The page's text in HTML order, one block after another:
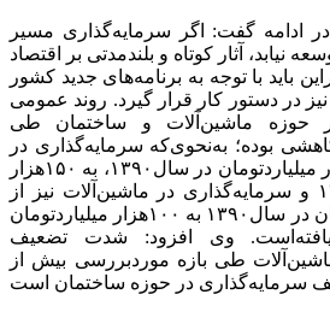
در ادامه گفت: اگر سرمایه‌گذاری مسیر
نیابد، آثار کوتاه و بلندمدتی بر اقتصاد
باید با توجه به برنامه‌های جدید کشور
در دستور کار قرار گیرد. روند عمومی
حوزه ماشین‌آلات و ساختمان طی
۱۳۹۰ تا ۱۴۰۰ کاهشی بوده؛ به‌نحوی‌که سرمایه‌گذاری در
ساختمان از حدود ۲۵۶‌هزار‌ میلیارد‌تومان در سال‌۱۳۹۰، به ۱۵۰‌هزار
‌میلیارد‌تومان در سال‌۱۴۰۰ و سرمایه‌گذاری در ماشین‌آلات نیز از
حدود ۲۶۰‌هزار ‌میلیارد‌تومان در سال‌۱۳۹۰ به ۱۰۰‌هزار ‌میلیارد‌تومان
کاهش یافته‌است. وی افزود: شدت تضعیف
طی بازه موردبررسی بیش از